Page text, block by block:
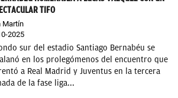
TIFO
Martín
2025
sur del estadio Santiago Bernabéu se
en los prolegómenos del encuentro que
a Real Madrid y Juventus en la tercera
de la fase liga...